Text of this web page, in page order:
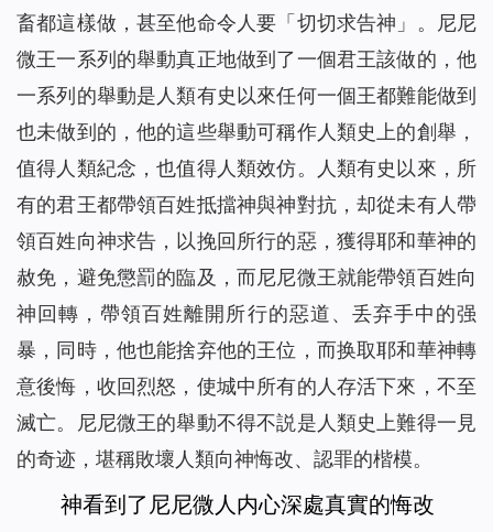
畜都這樣做，甚至他命令人要「切切求告神」。尼尼
微王一系列的舉動真正地做到了一個君王該做的，他
一系列的舉動是人類有史以來任何一個王都難能做到
也未做到的，他的這些舉動可稱作人類史上的創舉，
值得人類紀念，也值得人類效仿。人類有史以來，所
有的君王都帶領百姓抵擋神與神對抗，却從未有人帶
領百姓向神求告，以挽回所行的惡，獲得耶和華神的
赦免，避免懲罰的臨及，而尼尼微王就能帶領百姓向
神回轉，帶領百姓離開所行的惡道、丢弃手中的强
暴，同時，他也能捨弃他的王位，而换取耶和華神轉
意後悔，收回烈怒，使城中所有的人存活下來，不至
滅亡。尼尼微王的舉動不得不説是人類史上難得一見
的奇迹，堪稱敗壞人類向神悔改、認罪的楷模。
神看到了尼尼微人内心深處真實的悔改